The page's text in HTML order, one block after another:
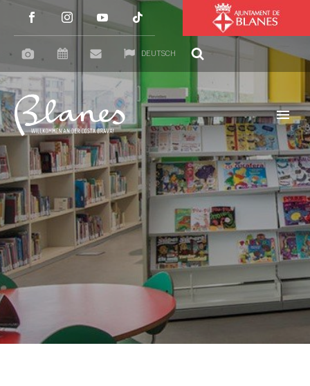
DEUTSCH